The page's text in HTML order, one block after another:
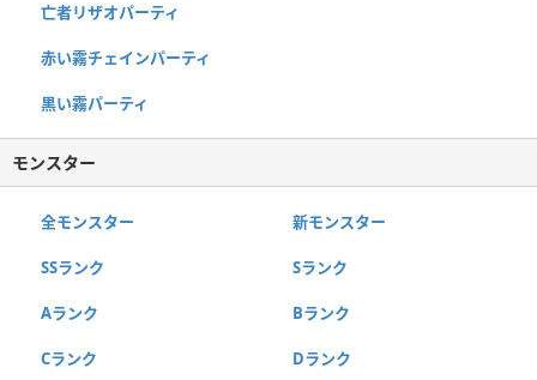
亡者リザオパーティ
赤い霧チェインパーティ
黒い霧パーティ
モンスター
全モンスター 新モンスター
SSランク Sランク
Aランク Bランク
Cランク Dランク